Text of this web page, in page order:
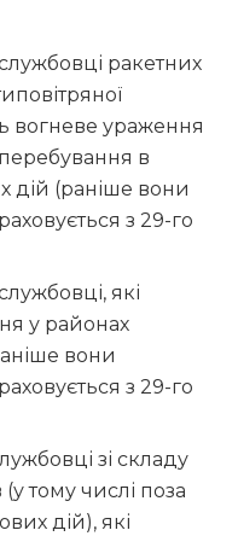
ракетних
вогневе ураження
в
дій (раніше вони
з 29-го
які
у районах
вони
з 29-го
зі складу
тому числі поза
дій), які